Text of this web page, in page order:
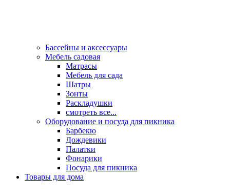
Бассейны и аксессуары
Мебель садовая
Матрасы
Мебель для сада
Шатры
Зонты
Раскладушки
смотреть все...
Оборудование и посуда для пикника
Барбекю
Дождевики
Палатки
Фонарики
Посуда для пикника
Товары для дома